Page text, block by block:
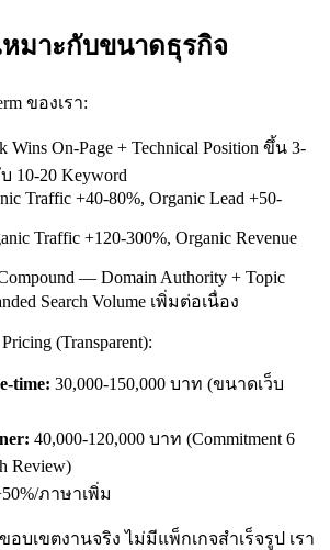
หมาะกับขนาดธุรกิจ
ของเรา:
Wins On-Page + Technical Position ขึ้น 3-
10-20 Keyword
Traffic +40-80%, Organic Lead +50-
Traffic +120-300%, Organic Revenue
— Domain Authority + Topic
Search Volume เพิ่มต่อเนื่อง
(Transparent):
time: 30,000-150,000 บาท (ขนาดเว็บ
40,000-120,000 บาท (Commitment 6
Review)
ภาษาเพิ่ม
บเขตงานจริง ไม่มีแพ็กเกจสำเร็จรูป เรา